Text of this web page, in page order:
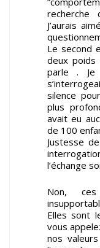
recherche
J’aurais
Le second
deux
parle . Je
silence
plus
avait eu
de 100
Justesse
l’échange
Non,
Elles sont
vous
nos